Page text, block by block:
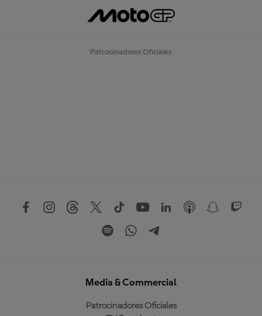
Patrocinadores Oficiales
Media & Commercial
Patrocinadores Oficiales